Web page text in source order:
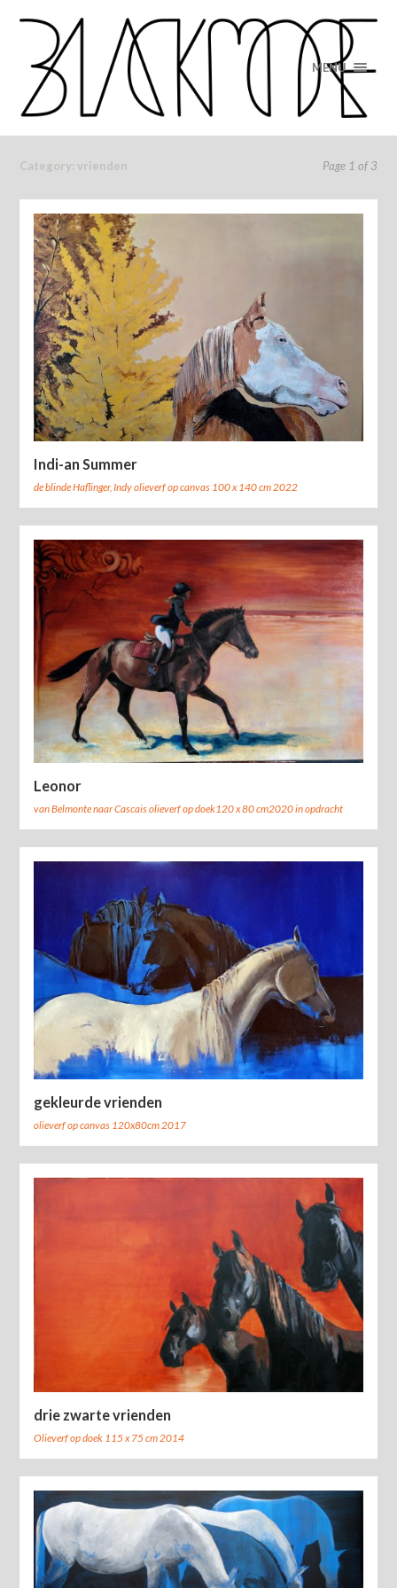
MENU
Category: vrienden Page 1 of 3
Indi-an Summer
de blinde Haflinger, Indy olieverf op canvas 100 x 140 cm 2022
Leonor
van Belmonte naar Cascais olieverf op doek120 x 80 cm2020 in opdracht
gekleurde vrienden
olieverf op canvas 120x80cm 2017
drie zwarte vrienden
Olieverf op doek 115 x 75 cm 2014